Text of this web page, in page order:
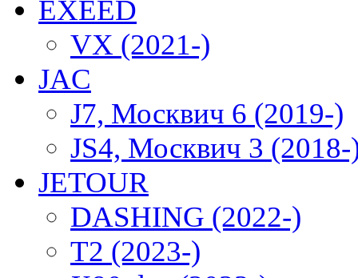
EXEED
VX (2021-)
JAC
J7, Москвич 6 (2019-)
JS4, Москвич 3 (2018-
JETOUR
DASHING (2022-)
T2 (2023-)